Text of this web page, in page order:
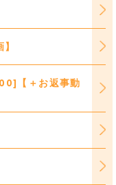
【＋お返事動